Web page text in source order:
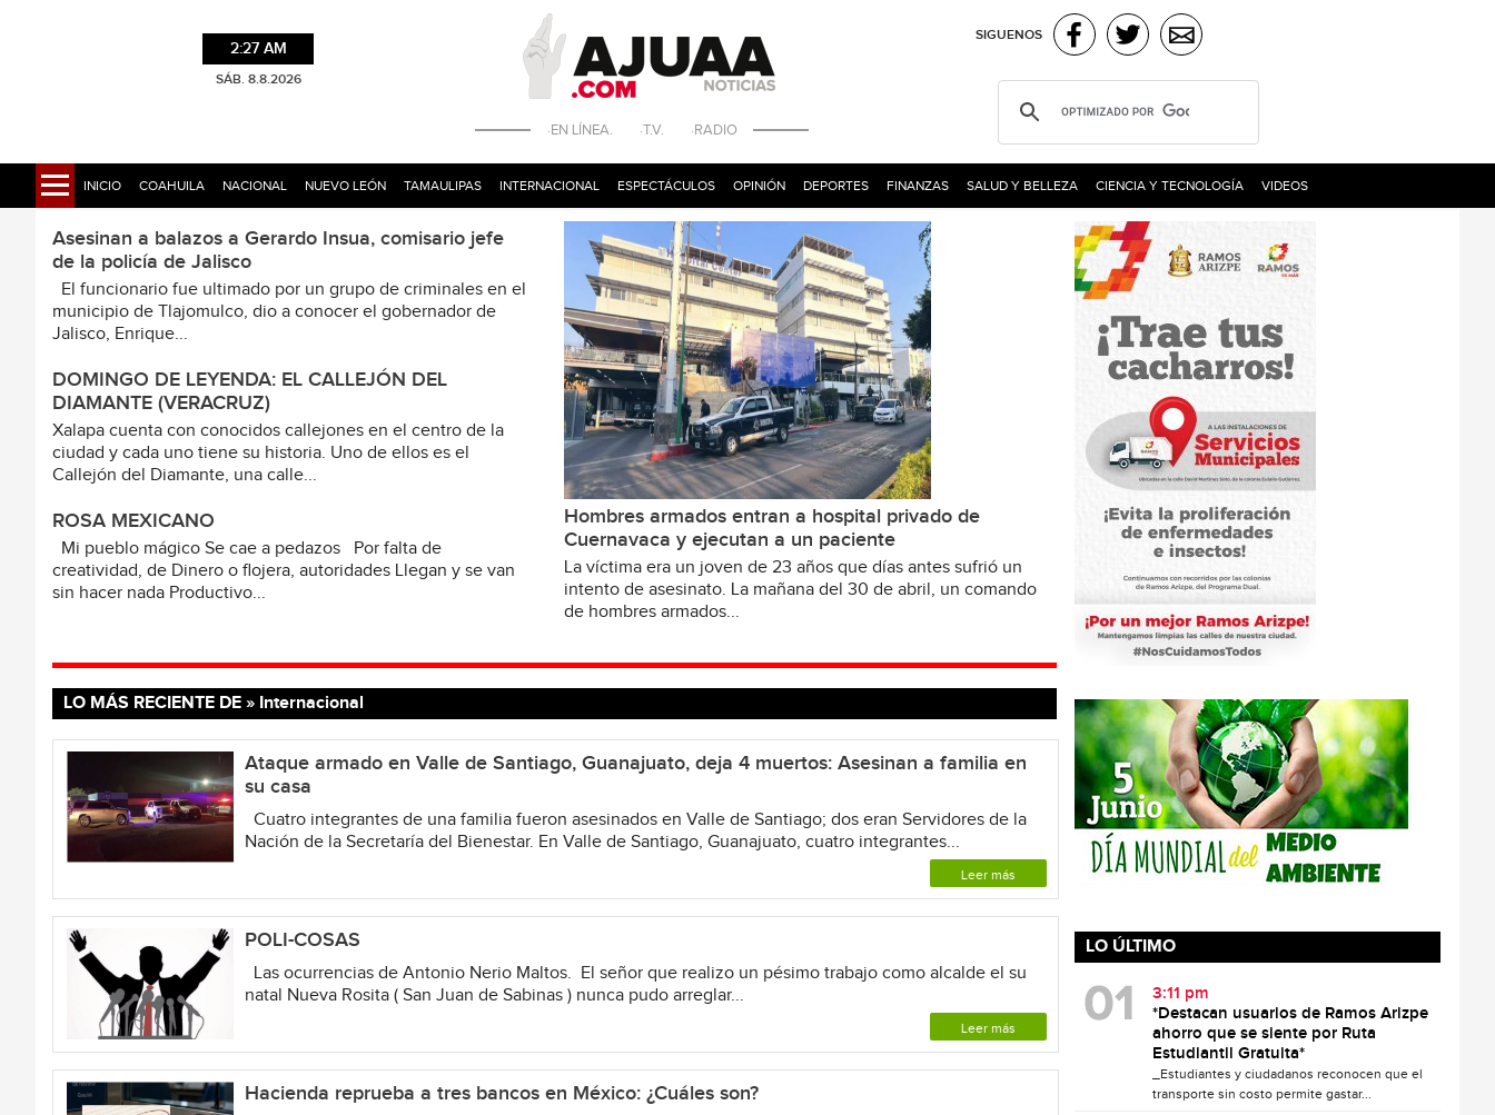
2:27 AM
SÁB. 8.8.2026
·EN LÍNEA. ·T.V. ·RADIO
SIGUENOS
INICIO COAHUILA NACIONAL NUEVO LEÓN TAMAULIPAS INTERNACIONAL ESPECTÁCULOS OPINIÓN DEPORTES FINANZAS SALUD Y BELLEZA CIENCIA Y TECNOLOGÍA VIDEOS
Hombres armados entran a hospital privado de
Cuernavaca y ejecutan a un paciente
La víctima era un joven de 23 años que días antes sufrió un
intento de asesinato. La mañana del 30 de abril, un comando
de hombres armados...
Asesinan a balazos a Gerardo Insua, comisario jefe
de la policía de Jalisco
El funcionario fue ultimado por un grupo de criminales en el
municipio de Tlajomulco, dio a conocer el gobernador de
Jalisco, Enrique...
DOMINGO DE LEYENDA: EL CALLEJÓN DEL
DIAMANTE (VERACRUZ)
Xalapa cuenta con conocidos callejones en el centro de la
ciudad y cada uno tiene su historia. Uno de ellos es el
Callejón del Diamante, una calle...
ROSA MEXICANO
Mi pueblo mágico Se cae a pedazos Por falta de
creatividad, de Dinero o flojera, autoridades Llegan y se van
sin hacer nada Productivo...
LO MÁS RECIENTE DE » Internacional
Ataque armado en Valle de Santiago, Guanajuato, deja 4 muertos: Asesinan a familia en
su casa
Cuatro integrantes de una familia fueron asesinados en Valle de Santiago; dos eran Servidores de la
Nación de la Secretaría del Bienestar. En Valle de Santiago, Guanajuato, cuatro integrantes...
Leer más
POLI-COSAS
Las ocurrencias de Antonio Nerio Maltos. El señor que realizo un pésimo trabajo como alcalde el su
natal Nueva Rosita ( San Juan de Sabinas ) nunca pudo arreglar...
Leer más
Hacienda reprueba a tres bancos en México: ¿Cuáles son?
LO ÚLTIMO
3:11 pm
*Destacan usuarios de Ramos Arizpe
ahorro que se siente por Ruta
Estudiantil Gratuita*
_Estudiantes y ciudadanos reconocen que el
transporte sin costo permite gastar...